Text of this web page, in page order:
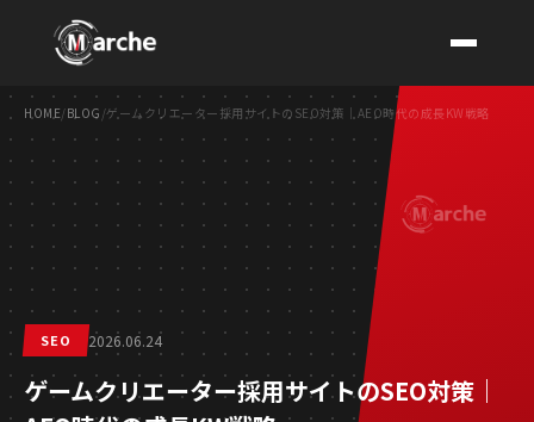
CONTACT
HOME/BLOG /ゲームクリエーター採用サイトのSEO対策｜AEO時代の成長KW戦略
SEO 2026.06.24
ゲームクリエーター採用サイトのSEO対策｜